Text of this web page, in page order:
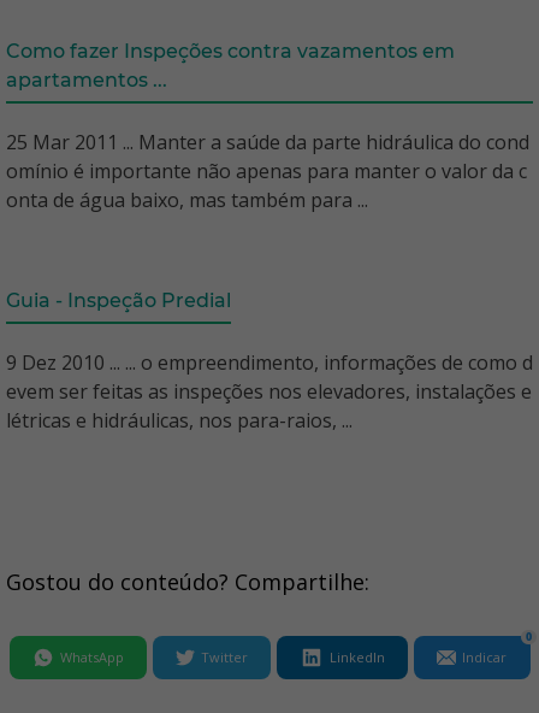
Como fazer Inspeções contra vazamentos em
apartamentos ...
25 Mar 2011 ... Manter a saúde da parte hidráulica do cond
omínio é importante não apenas para manter o valor da c
onta de água baixo, mas também para ...
Guia - Inspeção Predial
9 Dez 2010 ... ... o empreendimento, informações de como d
evem ser feitas as inspeções nos elevadores, instalações e
létricas e hidráulicas, nos para-raios, ...
Gostou do conteúdo? Compartilhe:
WhatsApp Twitter LinkedIn Indicar
0